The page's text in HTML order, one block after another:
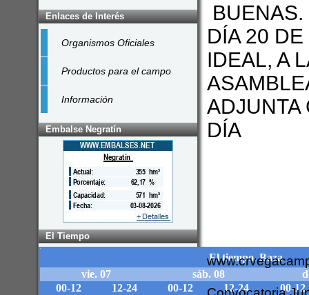
Enlaces de Interés
Organismos Oficiales
Productos para el campo
Información
Embalse Negratín
El Tiempo
DÍA 20
IDEAL, A
ADJUNTA
DÍA